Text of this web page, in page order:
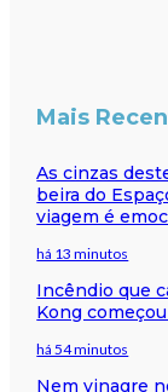
Mais
As cinzas
beira do
viagem é
há 13 minutos
Incêndio que
Kong
há 54 minutos
Nem vinagre